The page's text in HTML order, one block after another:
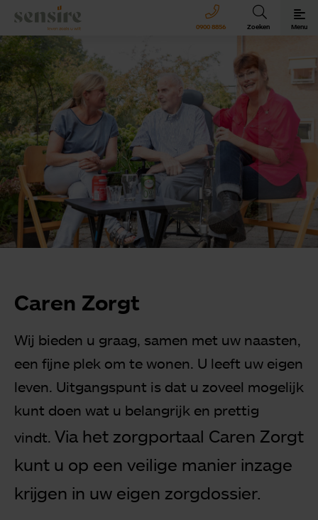
Sensire logo
0900 8856 Zoeken Menu
Sensire bij u thuis
Revalideren met Sensire
Wonen en zorg met Sensire
Meer over Sensire
Caren Zorgt
Wij bieden u graag, samen met uw naasten,
een fijne plek om te wonen. U leeft uw eigen
leven. Uitgangspunt is dat u zoveel mogelijk
kunt doen wat u belangrijk en prettig
vindt. Via het zorgportaal Caren Zorgt
kunt u op een veilige manier inzage
krijgen in uw eigen zorgdossier.